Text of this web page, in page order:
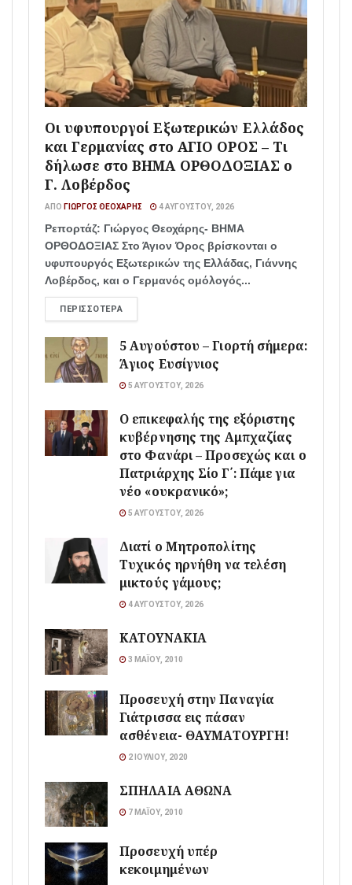
Οι υφυπουργοί Εξωτερικών Ελλάδος
και Γερμανίας στο ΑΓΙΟ ΟΡΟΣ – Τι
δήλωσε στο ΒΗΜΑ ΟΡΘΟΔΟΞΙΑΣ ο
Γ. Λοβέρδος
ΑΠΌ ΓΙΏΡΓΟΣ ΘΕΟΧΆΡΗΣ 4 ΑΥΓΟΎΣΤΟΥ, 2026
Ρεπορτάζ: Γιώργος Θεοχάρης- ΒΗΜΑ
ΟΡΘΟΔΟΞΙΑΣ Στο Άγιον Όρος βρίσκονται ο
υφυπουργός Εξωτερικών της Ελλάδας, Γιάννης
Λοβέρδος, και ο Γερμανός ομόλογός...
ΠΕΡΙΣΣΌΤΕΡΑ
5 Αυγούστου – Γιορτή σήμερα:
Άγιος Ευσίγνιος
5 ΑΥΓΟΎΣΤΟΥ, 2026
Ο επικεφαλής της εξόριστης
κυβέρνησης της Αμπχαζίας
στο Φανάρι – Προσεχώς και ο
Πατριάρχης Σίο Γ΄: Πάμε για
νέο «ουκρανικό»;
5 ΑΥΓΟΎΣΤΟΥ, 2026
Διατί ο Μητροπολίτης
Τυχικός ηρνήθη να τελέση
μικτούς γάμους;
4 ΑΥΓΟΎΣΤΟΥ, 2026
ΚΑΤΟΥΝΑΚΙΑ
3 ΜΑΪ́ΟΥ, 2010
Προσευχή στην Παναγία
Γιάτρισσα εις πάσαν
ασθένεια- ΘΑΥΜΑΤΟΥΡΓΗ!
2 ΙΟΥΛΊΟΥ, 2020
ΣΠΗΛΑΙΑ ΑΘΩΝΑ
7 ΜΑΪ́ΟΥ, 2010
Προσευχή υπέρ
κεκοιμημένων